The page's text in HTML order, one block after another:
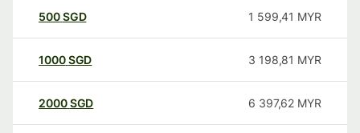
500SGD 1 599,41 MYR
1000SGD 3 198,81 MYR
2000SGD 6 397,62 MYR